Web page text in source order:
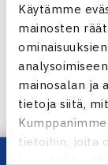
Käytämme
mainosten
mainosalan ja
tietoja siitä,
tietoihin, joita
Marokko:Nadia
442), Lina
kapteeni Tahiri
Portugali:
Joao Koehler